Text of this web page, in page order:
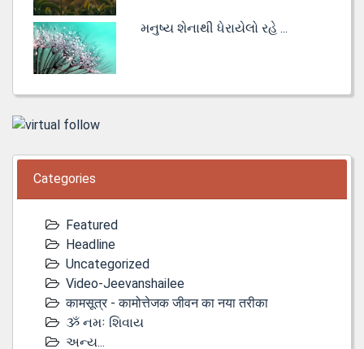
મનુષ્ય શેનાથી ધેરાયેલો રહે ...
Categories
Featured
Headline
Uncategorized
Video-Jeevanshailee
कामसूत्र - कामोत्तेजक जीवन का नया तरीका
ૐ નમઃ શિવાય
અન્ય...